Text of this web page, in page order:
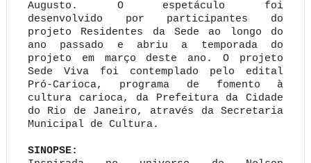
Augusto. O espetáculo foi
desenvolvido por participantes do
projeto Residentes da Sede ao longo do
ano passado e abriu a temporada do
projeto em março deste ano. O projeto
Sede Viva foi contemplado pelo edital
Pró-Carioca, programa de fomento à
cultura carioca, da Prefeitura da Cidade
do Rio de Janeiro, através da Secretaria
Municipal de Cultura.
SINOPSE: